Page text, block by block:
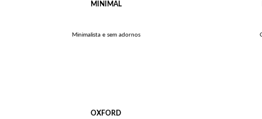
MINIMAL
Minimalista e sem adornos
OXFORD